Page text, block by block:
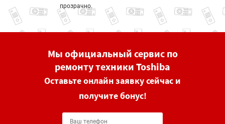
прозрачно.
Мы официальный сервис по
ремонту техники Toshiba
Оставьте онлайн заявку сейчас и
получите бонус!